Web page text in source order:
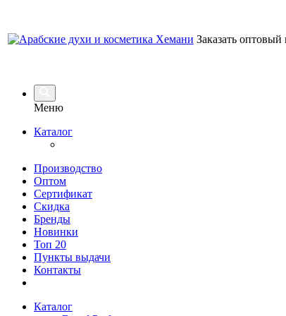
Заказать оптовый
Меню
Каталог
Производство
Оптом
Сертификат
Скидка
Бренды
Новинки
Топ 20
Пункты выдачи
Контакты
Каталог